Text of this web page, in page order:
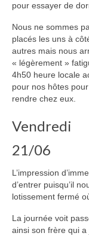
pour essayer de
Nous ne sommes
placés les uns à
autres mais nous
« légèrement »
4h50 heure locale
pour nos hôtes
rendre chez eux.
Vendredi
21/06
L’impression
d’entrer puisqu’il
lotissement fermé
La journée voit
ainsi son frère qui